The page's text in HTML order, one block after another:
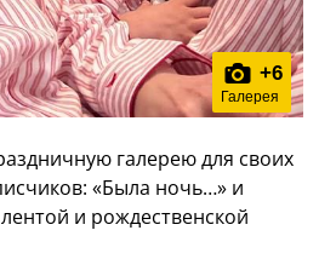
+6
Галерея
галерею для своих
«Была ночь…» и
и рождественской